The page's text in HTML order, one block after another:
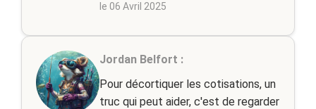
le 06 Avril 2025
Jordan Belfort :
Pour décortiquer les cotisations, un
truc qui peut aider, c'est de regarder